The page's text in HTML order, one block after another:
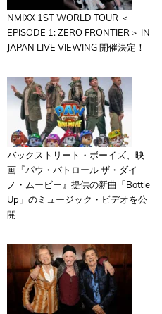
NMIXX 1ST WORLD TOUR ＜
EPISODE 1: ZERO FRONTIER＞ IN
JAPAN LIVE VIEWING 開催決定！
バックストリート・ボーイズ、映
画『パウ・パトロール ザ・ダイ
ノ・ムービー』提供の新曲「Bottle
Up」のミュージック・ビデオを公
開